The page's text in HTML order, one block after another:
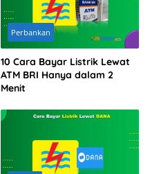
Perbankan
10 Cara Bayar Listrik Lewat
ATM BRI Hanya dalam 2
Menit